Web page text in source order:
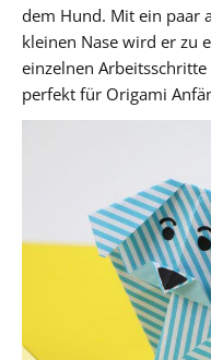
dem Hund. Mit ein paar
kleinen Nase wird er zu
einzelnen
perfekt für Origami